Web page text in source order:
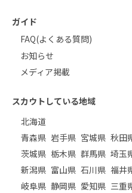
ガイド
FAQ(よくある質問)
お知らせ
メディア掲載
スカウトしている地域
北海道
青森県 岩手県 宮城県 秋田
茨城県 栃木県 群馬県 埼玉
新潟県 富山県 石川県 福井
岐阜県 静岡県 愛知県 三重